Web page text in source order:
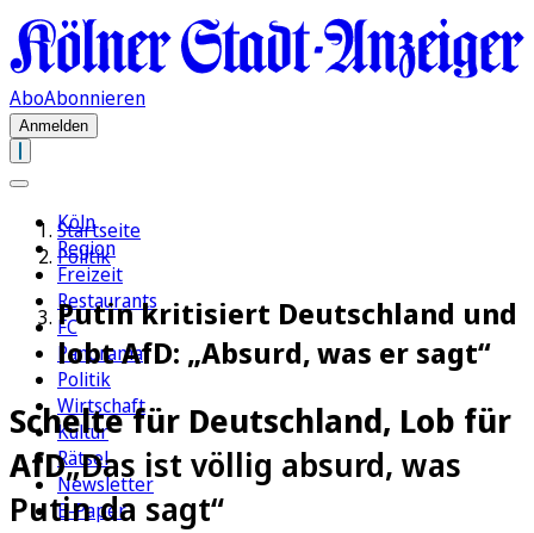
AboAbonnieren
Anmelden
Köln
Region
Freizeit
Restaurants
FC
Panorama
Politik
Wirtschaft
Kultur
Rätsel
Newsletter
E-Paper
Startseite
Politik
Putin kritisiert Deutschland und
lobt AfD: „Absurd, was er sagt“
Schelte für Deutschland, Lob für
AfD„Das ist völlig absurd, was
Putin da sagt“